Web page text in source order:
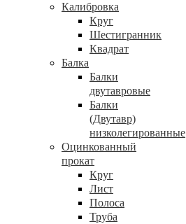
Калибровка
Круг
Шестигранник
Квадрат
Балка
Балки
двутавровые
Балки
(Двутавр)
низколегированные
Оцинкованный
прокат
Круг
Лист
Полоса
Труба